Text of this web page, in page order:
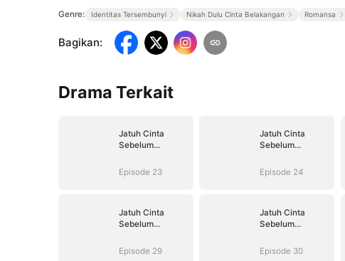
Genre: Identitas Tersembunyi Nikah Dulu Cinta Belakangan Romansa
Bagikan:
Drama Terkait
Jatuh Cinta
Sebelum
Episode 23
Jatuh Cinta
Sebelum
Episode 24
Jatuh Cinta
Sebelum
Episode 29
Jatuh Cinta
Sebelum
Episode 30